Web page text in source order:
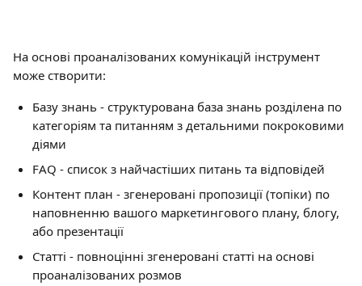
На основі проаналізованих комунікацій інструмент
може створити:
Базу знань - структурована база знань розділена по
категоріям та питанням з детальними покроковими
діями
FAQ - список з найчастіших питань та відповідей
Контент план - згенеровані пропозиції (топіки) по
наповненню вашого маркетингового плану, блогу,
або презентації
Статті - повноцінні згенеровані статті на основі
проаналізованих розмов